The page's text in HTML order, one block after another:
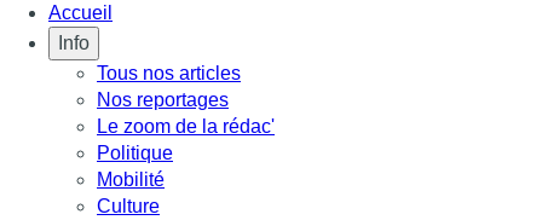
Accueil
Info
Tous nos articles
Nos reportages
Le zoom de la rédac'
Politique
Mobilité
Culture